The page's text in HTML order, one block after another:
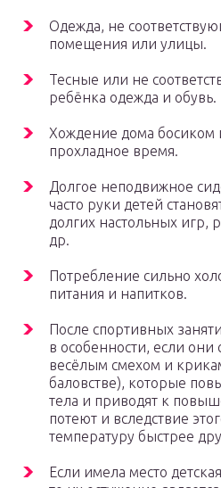
Одежда, не
помещения или улицы.
Тесные или не
ребёнка одежда и обувь.
Хождение дома босиком
прохладное время.
Долгое неподвижное
часто руки детей
долгих настольных игр,
др.
Потребление сильно
питания и напитков.
После спортивных
в особенности, если они
весёлым смехом и
баловстве), которые
тела и приводят к
потеют и вследствие
температуру быстрее
Если имела место